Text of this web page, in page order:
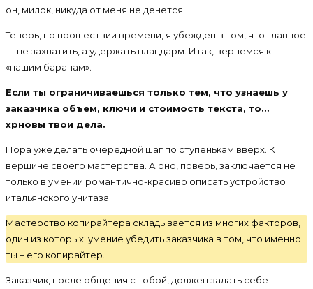
он, милок, никуда от меня не денется.
Теперь, по прошествии времени, я убежден в том, что главное
— не захватить, а удержать плацдарм. Итак, вернемся к
«нашим баранам».
Если ты ограничиваешься только тем, что узнаешь у
заказчика объем, ключи и стоимость текста, то…
хрновы твои дела.
Пора уже делать очередной шаг по ступенькам вверх. К
вершине своего мастерства. А оно, поверь, заключается не
только в умении романтично-красиво описать устройство
итальянского унитаза.
Мастерство копирайтера складывается из многих факторов,
один из которых: умение убедить заказчика в том, что именно
ты – его копирайтер.
Заказчик, после общения с тобой, должен задать себе